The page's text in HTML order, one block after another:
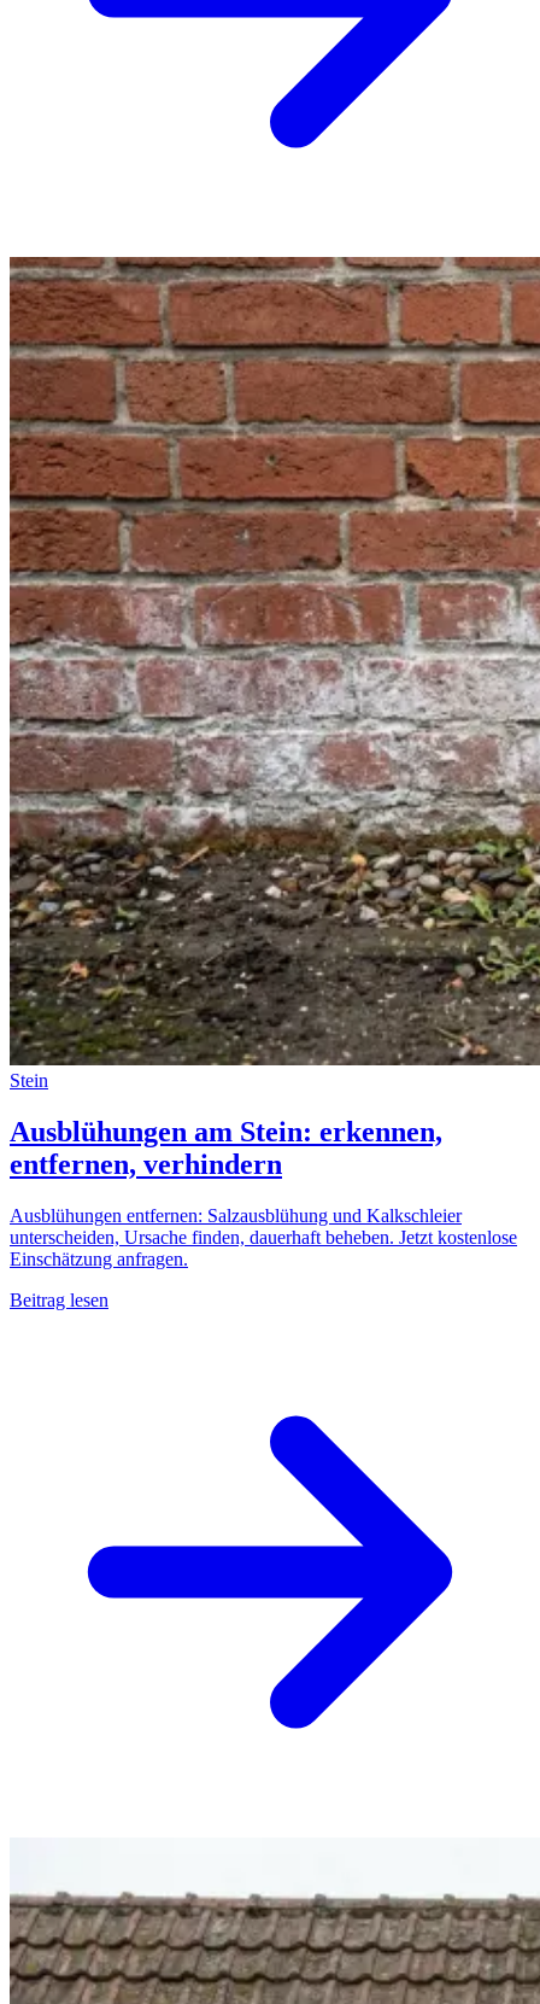
Stein
Ausblühungen am Stein: erkennen,
entfernen, verhindern
Ausblühungen entfernen: Salzausblühung und Kalkschleier
unterscheiden, Ursache finden, dauerhaft beheben. Jetzt kostenlose
Einschätzung anfragen.
Beitrag lesen